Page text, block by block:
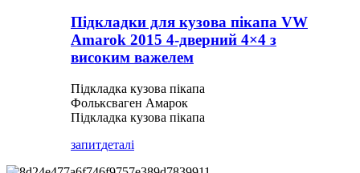
Підкладки для кузова пікапа VW
Amarok 2015 4-дверний 4×4 з
високим важелем
Підкладка кузова пікапа
Фольксваген Амарок
Підкладка кузова пікапа
запитдеталі